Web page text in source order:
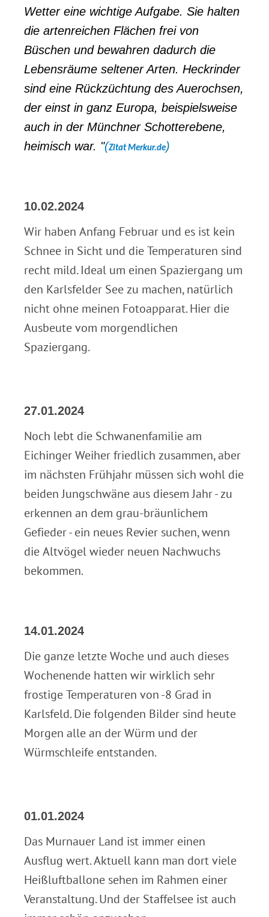
Wetter eine wichtige Aufgabe. Sie halten
die artenreichen Flächen frei von
Büschen und bewahren dadurch die
Lebensräume seltener Arten. Heckrinder
sind eine Rückzüchtung des Auerochsen,
der einst in ganz Europa, beispielsweise
auch in der Münchner Schotterebene,
heimisch war. "(Zitat Merkur.de)
10.02.2024
Wir haben Anfang Februar und es ist kein
Schnee in Sicht und die Temperaturen sind
recht mild. Ideal um einen Spaziergang um
den Karlsfelder See zu machen, natürlich
nicht ohne meinen Fotoapparat. Hier die
Ausbeute vom morgendlichen
Spaziergang.
27.01.2024
Noch lebt die Schwanenfamilie am
Eichinger Weiher friedlich zusammen, aber
im nächsten Frühjahr müssen sich wohl die
beiden Jungschwäne aus diesem Jahr - zu
erkennen an dem grau-bräunlichem
Gefieder - ein neues Revier suchen, wenn
die Altvögel wieder neuen Nachwuchs
bekommen.
14.01.2024
Die ganze letzte Woche und auch dieses
Wochenende hatten wir wirklich sehr
frostige Temperaturen von -8 Grad in
Karlsfeld. Die folgenden Bilder sind heute
Morgen alle an der Würm und der
Würmschleife entstanden.
01.01.2024
Das Murnauer Land ist immer einen
Ausflug wert. Aktuell kann man dort viele
Heißluftballone sehen im Rahmen einer
Veranstaltung. Und der Staffelsee ist auch